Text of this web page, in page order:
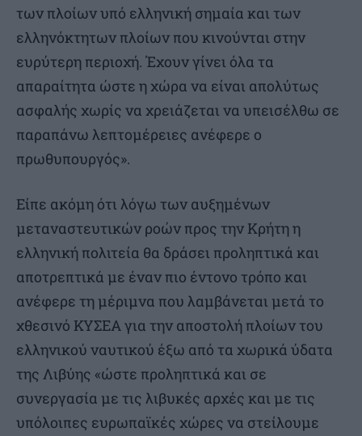
των πλοίων υπό ελληνική σημαία και των
ελληνόκτητων πλοίων που κινούνται στην
ευρύτερη περιοχή. Έχουν γίνει όλα τα
απαραίτητα ώστε η χώρα να είναι απολύτως
ασφαλής χωρίς να χρειάζεται να υπεισέλθω σε
παραπάνω λεπτομέρειες ανέφερε ο
πρωθυπουργός».
Είπε ακόμη ότι λόγω των αυξημένων
μεταναστευτικών ροών προς την Κρήτη η
ελληνική πολιτεία θα δράσει προληπτικά και
αποτρεπτικά με έναν πιο έντονο τρόπο και
ανέφερε τη μέριμνα που λαμβάνεται μετά το
χθεσινό ΚΥΣΕΑ για την αποστολή πλοίων του
ελληνικού ναυτικού έξω από τα χωρικά ύδατα
της Λιβύης «ώστε προληπτικά και σε
συνεργασία με τις λιβυκές αρχές και με τις
υπόλοιπες ευρωπαϊκές χώρες να στείλουμε